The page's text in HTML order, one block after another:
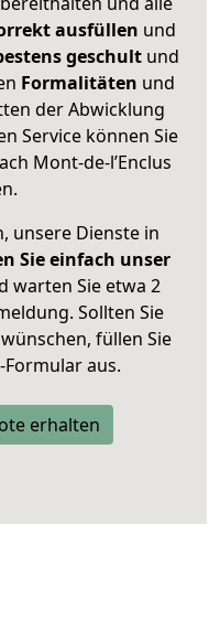
ausfüllen und
geschult und
Formalitäten und
der Abwicklung
Service können Sie
Mont-de-l’Enclus
unsere Dienste in
Sie einfach unser
warten Sie etwa 2
Sollten Sie
füllen Sie
aus.
erhalten